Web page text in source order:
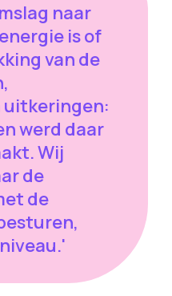
naar
is of
van de
uitkeringen:
werd daar
Wij
de
de